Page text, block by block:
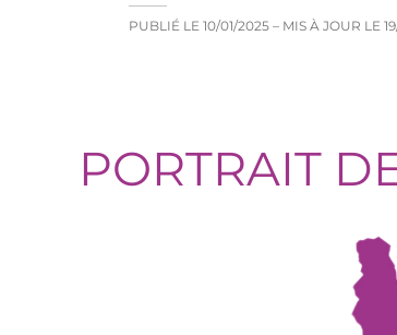
PUBLIÉ LE 10/01/2025 – MIS À JOUR LE
PORTRAIT